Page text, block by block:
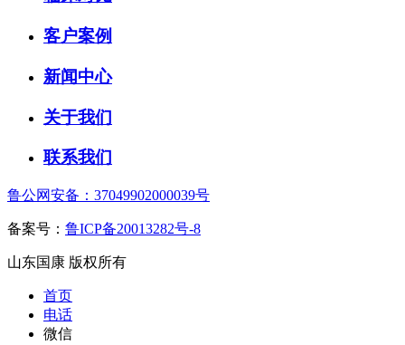
客户案例
新闻中心
关于我们
联系我们
鲁公网安备：37049902000039号
备案号： 鲁ICP备20013282号-8
山东国康 版权所有
首页
电话
微信